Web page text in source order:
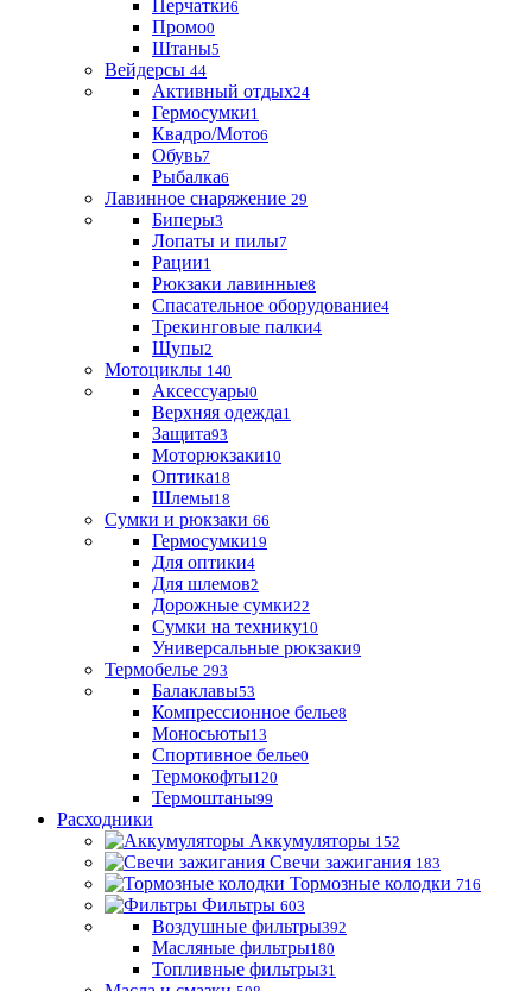
Перчатки6
Промо0
Штаны5
Вейдерсы 44
Активный отдых24
Гермосумки1
Квадро/Мото6
Обувь7
Рыбалка6
Лавинное снаряжение 29
Биперы3
Лопаты и пилы7
Рации1
Рюкзаки лавинные8
Спасательное оборудование4
Трекинговые палки4
Щупы2
Мотоциклы 140
Аксессуары0
Верхняя одежда1
Защита93
Моторюкзаки10
Оптика18
Шлемы18
Сумки и рюкзаки 66
Гермосумки19
Для оптики4
Для шлемов2
Дорожные сумки22
Сумки на технику10
Универсальные рюкзаки9
Термобелье 293
Балаклавы53
Компрессионное белье8
Моносьюты13
Спортивное белье0
Термокофты120
Термоштаны99
Расходники
Аккумуляторы 152
Свечи зажигания 183
Тормозные колодки 716
Фильтры 603
Воздушные фильтры392
Масляные фильтры180
Топливные фильтры31